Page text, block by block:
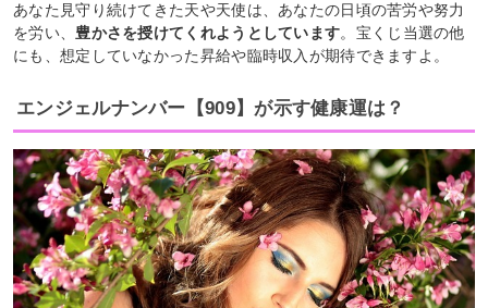
あなた見守り続けてきた天や天使は、あなたの日頃の苦労や努力
を労い、豊かさを授けてくれようとしています。宝くじ当選の他
にも、想定していなかった昇給や臨時収入が期待できますよ。
エンジェルナンバー【909】が示す健康運は？